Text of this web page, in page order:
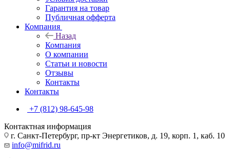
Гарантия на товар
Публичная офферта
Компания
Назад
Компания
О компании
Статьи и новости
Отзывы
Контакты
Контакты
+7 (812) 98-645-98
Контактная информация
г. Санкт-Петербург, пр-кт Энергетиков, д. 19, корп. 1, каб. 10
info@mifrid.ru